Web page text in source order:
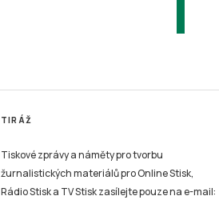
TIRÁŽ
Tiskové zprávy a náměty pro tvorbu
žurnalistických materiálů pro Online Stisk,
Rádio Stisk a TV Stisk zasílejte pouze na e-mail: